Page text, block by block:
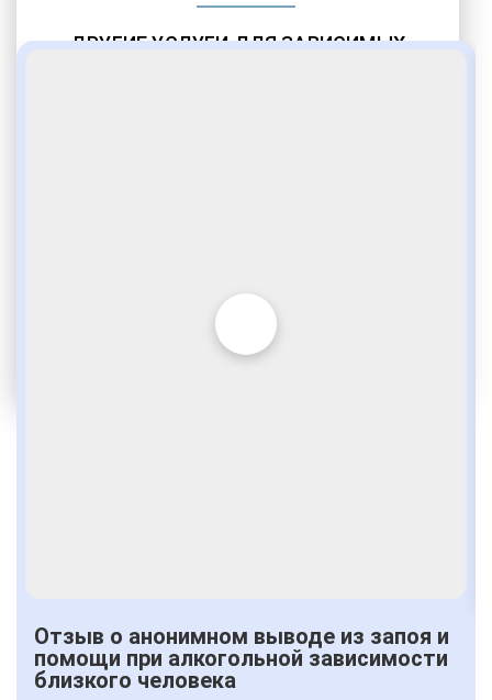
ДРУГИЕ УСЛУГИ ДЛЯ ЗАВИСИМЫХ
Отзыв о анонимном выводе из запоя и
помощи при алкогольной зависимости
близкого человека